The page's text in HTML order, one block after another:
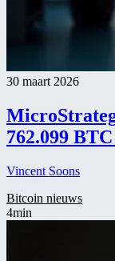
30 maart 2026
762.099
Vincent Soons
Bitcoin nieuws
4min